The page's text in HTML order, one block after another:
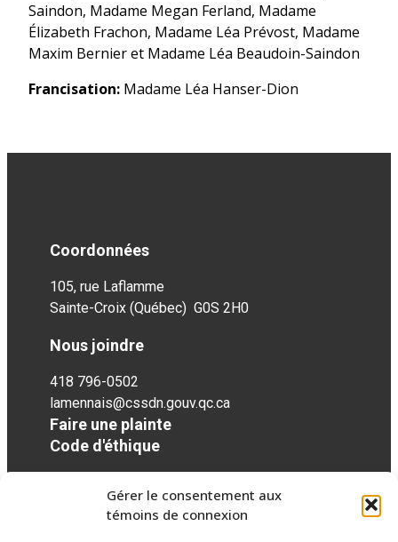
Gérer le consentement aux
témoins de connexion
Saindon, Madame Megan Ferland, Madame
Élizabeth Frachon, Madame Léa Prévost, Madame
Maxim Bernier et Madame Léa Beaudoin-Saindon
Francisation: Madame Léa Hanser-Dion
Coordonnées
105, rue Laflamme
Sainte-Croix (Québec) G0S 2H0
Nous joindre
418 796-0502
lamennais@cssdn.gouv.qc.ca
Faire une plainte
Code d'éthique
Réseaux sociaux